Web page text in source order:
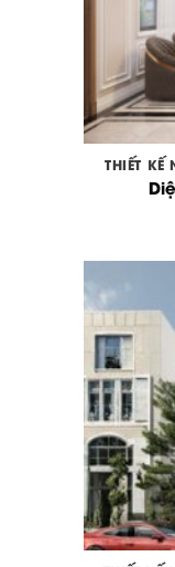
THIẾT KẾ